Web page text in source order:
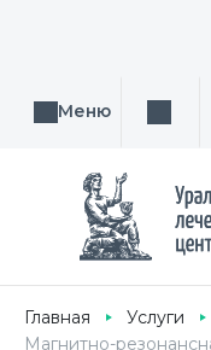
Меню Поиск
Главная Услуги
Магнитно-